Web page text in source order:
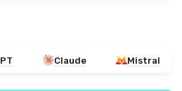
Claude Mistral